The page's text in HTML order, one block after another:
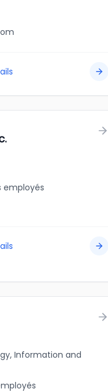
employés
Information and